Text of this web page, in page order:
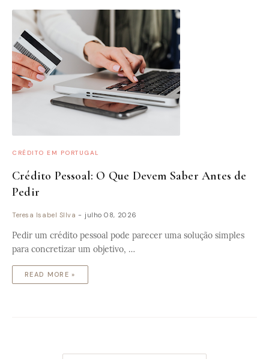
CRÉDITO EM PORTUGAL
Crédito Pessoal: O Que Devem Saber Antes de
Pedir
Teresa Isabel SIlva - julho 08, 2026
Pedir um crédito pessoal pode parecer uma solução simples
para concretizar um objetivo, …
READ MORE »